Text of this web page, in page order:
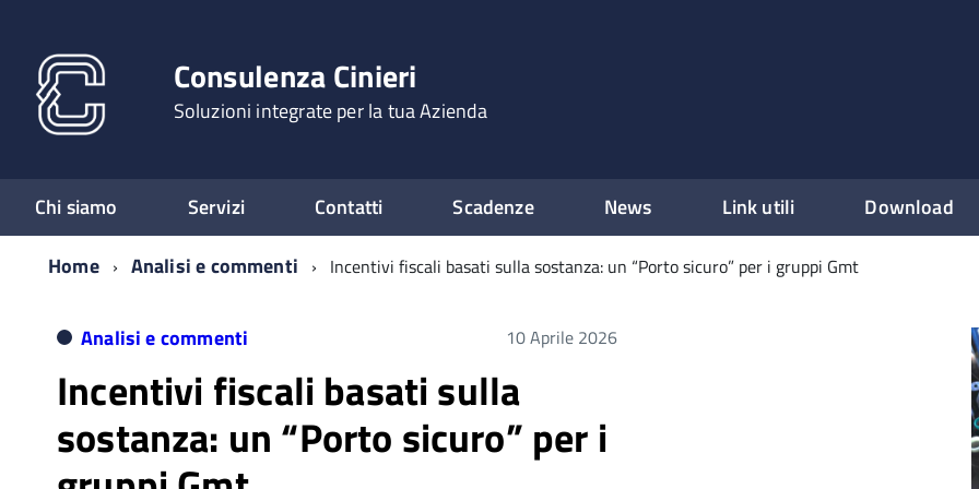
Consulenza Cinieri
Soluzioni integrate per la tua Azienda
Chi siamo Servizi Contatti Scadenze News Link utili Download
Home
Analisi e commenti Incentivi fiscali basati sulla sostanza: un “Porto sicuro” per i gruppi Gmt
Analisi e commenti 10 Aprile 2026
Incentivi fiscali basati sulla
sostanza: un “Porto sicuro” per i